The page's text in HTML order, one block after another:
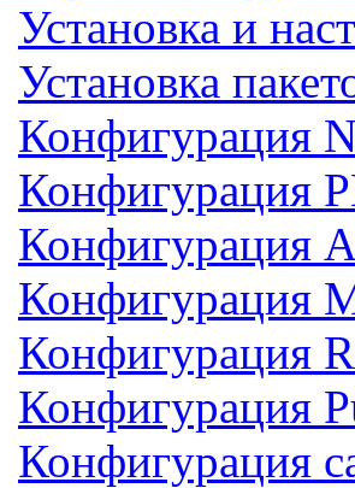
Установка и
Установка
Конфигурация
Конфигурация
Конфигурация
Конфигурация
Конфигурация
Конфигурация
Конфигурация